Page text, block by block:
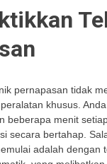
pernapasan tidak
khusus.
beberapa menit
secara bertahap.
adalah dengan